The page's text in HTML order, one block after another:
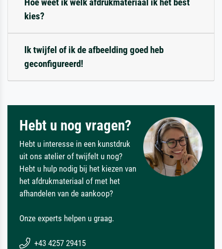
Hoe weet ik welk afdrukmateriaal ik het best
kies?
Ik twijfel of ik de afbeelding goed heb
geconfigureerd!
Hebt u nog vragen?
Hebt u interesse in een kunstdruk
uit ons atelier of twijfelt u nog?
Hebt u hulp nodig bij het kiezen van
het afdrukmateriaal of met het
afhandelen van de aankoop?
Onze experts helpen u graag.
+43 4257 29415